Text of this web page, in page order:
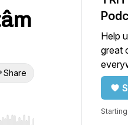
Share
Help
great